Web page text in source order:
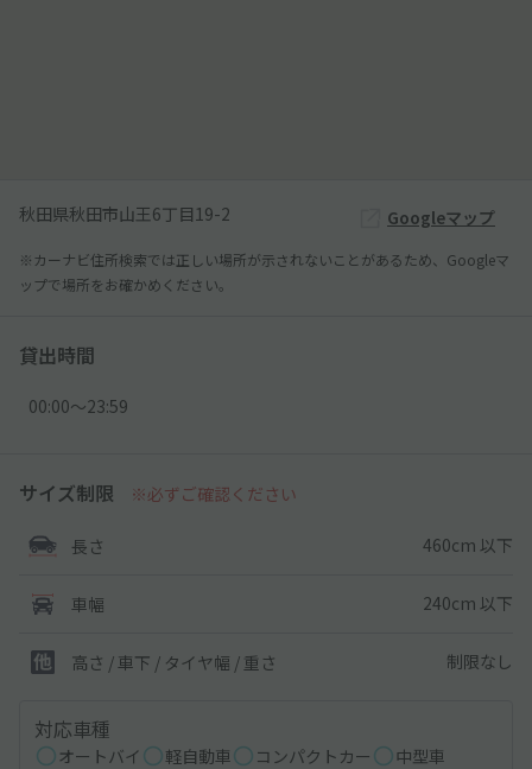
秋田県秋田市山王6丁目19-2 Googleマップ
※カーナビ住所検索では正しい場所が示されないことがあるため、Googleマ
ップで場所をお確かめください。
貸出時間
00:00〜23:59
サイズ制限 ※必ずご確認ください
長さ 460cm 以下
車幅 240cm 以下
高さ / 車下 / タイヤ幅 / 重さ 制限なし
対応車種
オートバイ 軽自動車 コンパクトカー
中型車